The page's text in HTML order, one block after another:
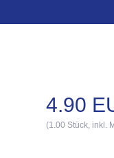
4.90
(1.00 Stück, inkl.